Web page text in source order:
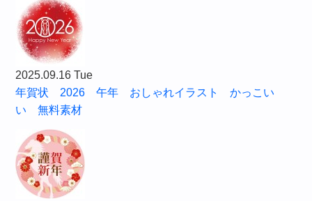
2025.09.16 Tue
年賀状 2026 午年 おしゃれイラスト かっこい
い 無料素材